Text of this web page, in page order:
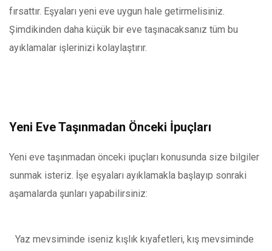
fırsattır. Eşyaları yeni eve uygun hale getirmelisiniz.
Şimdikinden daha küçük bir eve taşınacaksanız tüm bu
ayıklamalar işlerinizi kolaylaştırır.
Yeni Eve Taşınmadan Önceki İpuçları
Yeni eve taşınmadan önceki ipuçları konusunda size bilgiler
sunmak isteriz. İşe eşyaları ayıklamakla başlayıp sonraki
aşamalarda şunları yapabilirsiniz:
Yaz mevsiminde iseniz kışlık kıyafetleri, kış mevsiminde